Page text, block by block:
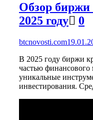
Обзор биржи
2025 году
0
btcnovosti.com
В 2025 году биржи
частью финансового
уникальные
инвестирования.